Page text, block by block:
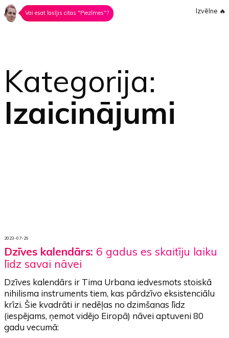
Vai esat lasījis citas "Piezīmes"? Izvēlne 🔥
Kategorija:
Izaicinājumi
2023-07-29
Dzīves kalendārs: 6 gadus es skaitīju laiku
līdz savai nāvei
Dzīves kalendārs ir Tima Urbana iedvesmots stoiskā
nihilisma instruments tiem, kas pārdzīvo eksistenciālu
krīzi. Šie kvadrāti ir nedēļas no dzimšanas līdz
(iespējams, ņemot vidējo Eiropā) nāvei aptuveni 80
gadu vecumā: